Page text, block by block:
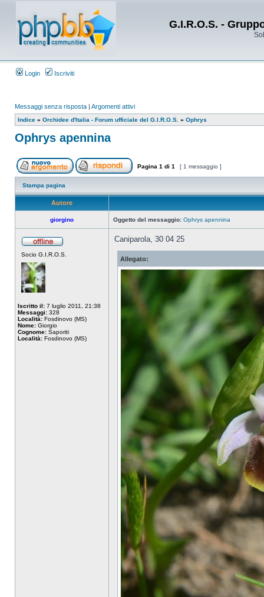
G.I.R.O.S. -
Login Iscriviti
Messaggi senza risposta | Argomenti attivi
Indice » Orchidee d'Italia - Forum ufficiale del G.I.R.O.S. » Ophrys
Ophrys apennina
Pagina 1 di 1 [ 1 messaggio ]
Stampa pagina
Autore
giorgino Oggetto del messaggio: Ophrys apennina
Socio G.I.R.O.S.
Iscritto il: 7 luglio 2011, 21:38
Messaggi: 328
Località: Fosdinovo (MS)
Nome: Giorgio
Cognome: Saporiti
Località: Fosdinovo (MS)
Caniparola, 30 04 25
Allegato: